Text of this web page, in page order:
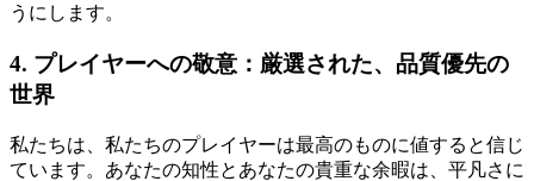
うにします。
4. プレイヤーへの敬意：厳選された、品質優先の
世界
私たちは、私たちのプレイヤーは最高のものに値すると信じ
ています。あなたの知性とあなたの貴重な余暇は、平凡さに